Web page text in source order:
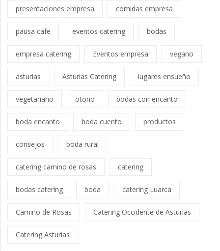
presentaciones empresa comidas empresa
pausa cafe eventos catering bodas
empresa catering Eventos empresa vegano
asturias Asturias Catering lugares ensueño
vegetariano otoño bodas con encanto
boda encanto boda cuento productos
consejos boda rural
catering camino de rosas catering
bodas catering boda catering Luarca
Camino de Rosas Catering Occidente de Asturias
Catering Asturias